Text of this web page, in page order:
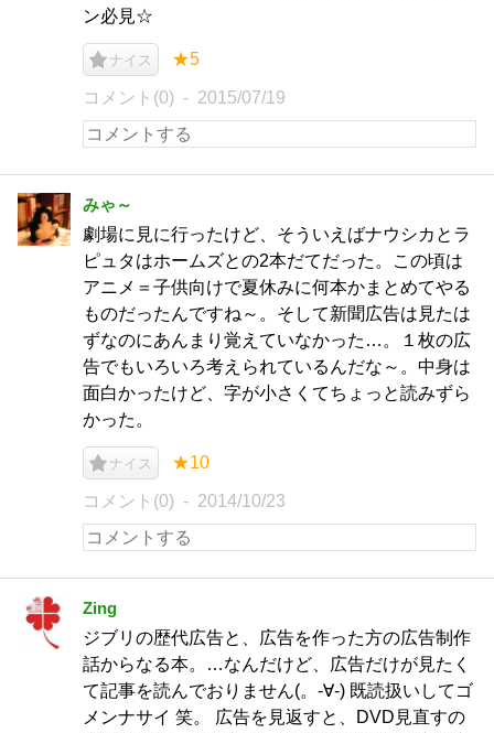
ン必見☆
ナイス ★5
コメント(0) 2015/07/19
みゃ～
劇場に見に行ったけど、そういえばナウシカとラ
ピュタはホームズとの2本だてだった。この頃は
アニメ＝子供向けで夏休みに何本かまとめてやる
ものだったんですね～。そして新聞広告は見たは
ずなのにあんまり覚えていなかった…。１枚の広
告でもいろいろ考えられているんだな～。中身は
面白かったけど、字が小さくてちょっと読みずら
かった。
ナイス ★10
コメント(0) 2014/10/23
Zing
ジブリの歴代広告と、広告を作った方の広告制作
話からなる本。…なんだけど、広告だけが見たく
て記事を読んでおりません(。-∀-) 既読扱いしてゴ
メンナサイ 笑。 広告を見返すと、DVD見直すの